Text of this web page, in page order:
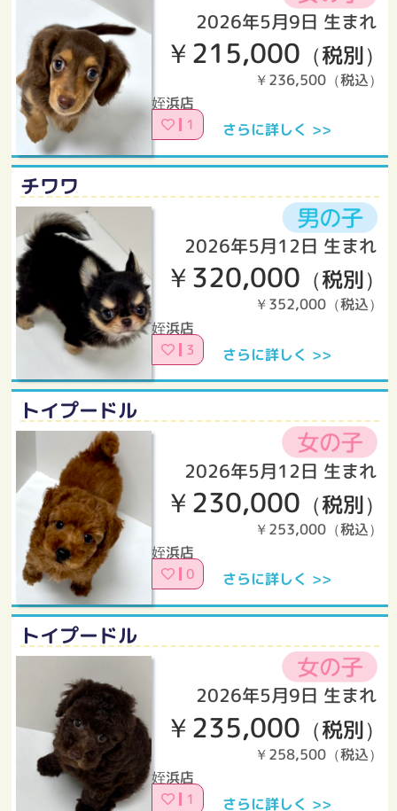
2026年5月9日 生まれ
￥215,000 （税別）
￥236,500（税込）
姪浜店
1 さらに詳しく >>
チワワ
2026年5月12日 生まれ
￥320,000 （税別）
￥352,000（税込）
姪浜店
3 さらに詳しく >>
トイプードル
2026年5月12日 生まれ
￥230,000 （税別）
￥253,000（税込）
姪浜店
0 さらに詳しく >>
トイプードル
2026年5月9日 生まれ
￥235,000 （税別）
￥258,500（税込）
姪浜店
1 さらに詳しく >>